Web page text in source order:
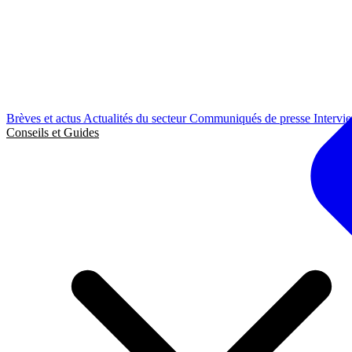
Brèves et actus Actualités du secteurCommuniqués de presse
Conseils et Guides